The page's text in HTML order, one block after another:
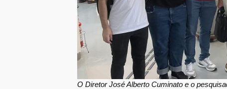
O Diretor José Alberto Cuminato e o